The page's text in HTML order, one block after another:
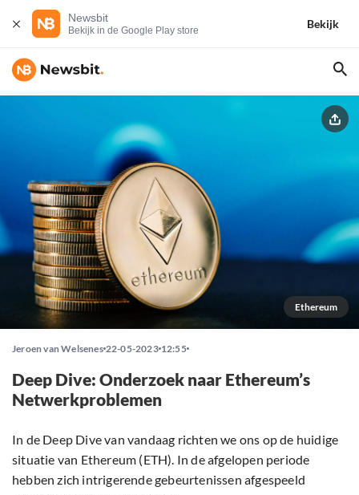
Newsbit
Bekijk in de Google Play store
Bekijk
Ethereum
Jeroen van Welsenes 22-05-2023 12:55
Deep Dive: Onderzoek naar Ethereum’s
Netwerkproblemen
In de Deep Dive van vandaag richten we ons op de huidige
situatie van Ethereum (ETH). In de afgelopen periode
hebben zich intrigerende gebeurtenissen afgespeeld